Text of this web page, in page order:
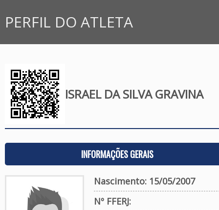
PERFIL DO ATLETA
ISRAEL DA SILVA GRAVINA
INFORMAÇÕES GERAIS
Nascimento: 15/05/2007
Nº FFERJ: